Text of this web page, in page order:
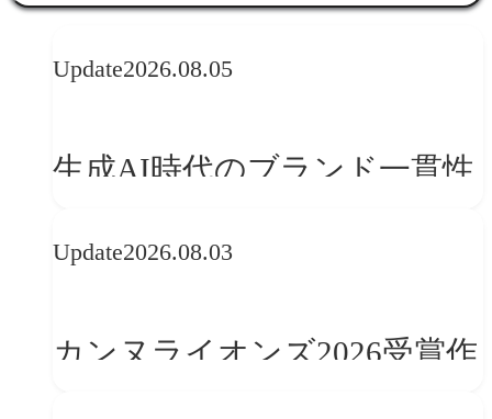
Update2026.08.05
生成AI時代のブランド一貫性
学ぶ「動的ブランディング」
Update2026.08.03
カンヌライオンズ2026受賞作